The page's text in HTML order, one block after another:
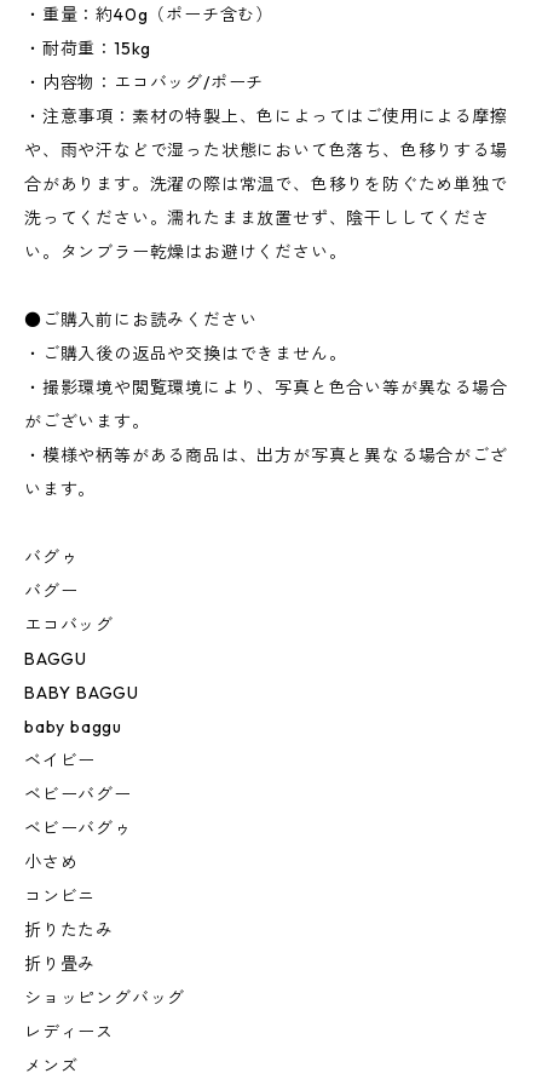
・重量：約40g（ポーチ含む）
・耐荷重：15kg
・内容物：エコバッグ/ポーチ
・注意事項：素材の特製上、色によってはご使用による摩擦
や、雨や汗などで湿った状態において色落ち、色移りする場
合があります。洗濯の際は常温で、色移りを防ぐため単独で
洗ってください。濡れたまま放置せず、陰干ししてくださ
い。タンブラー乾燥はお避けください。
●ご購入前にお読みください
・ご購入後の返品や交換はできません。
・撮影環境や閲覧環境により、写真と色合い等が異なる場合
がございます。
・模様や柄等がある商品は、出方が写真と異なる場合がござ
います。
バグゥ
バグー
エコバッグ
BAGGU
BABY BAGGU
baby baggu
ベイビー
ベビーバグー
ベビーバグゥ
小さめ
コンビニ
折りたたみ
折り畳み
ショッピングバッグ
レディース
メンズ